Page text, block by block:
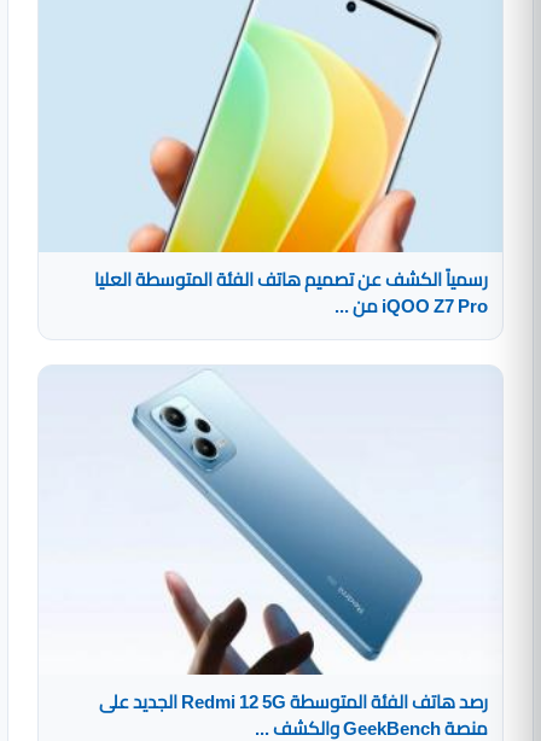
رسمياً الكشف عن تصميم هاتف الفئة المتوسطة العليا
iQOO Z7 Pro من ...
رصد هاتف الفئة المتوسطة Redmi 12 5G الجديد على
منصة GeekBench والكشف ...